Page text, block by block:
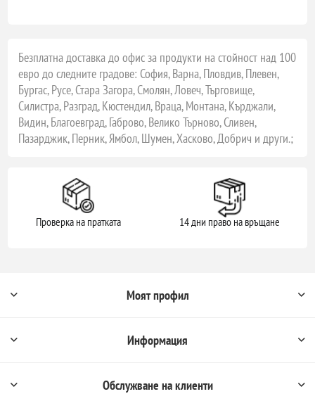
Безплатна доставка до офис за продукти на стойност над 100
евро до следните градове: София, Варна, Пловдив, Плевен,
Бургас, Русе, Стара Загора, Смолян, Ловеч, Търговище,
Силистра, Разград, Кюстендил, Враца, Монтана, Кърджали,
Видин, Благоевград, Габрово, Велико Търново, Сливен,
Пазарджик, Перник, Ямбол, Шумен, Хасково, Добрич и други.;
Проверка на пратката 14 дни право на връщане
Моят профил
Информация
Обслужване на клиенти